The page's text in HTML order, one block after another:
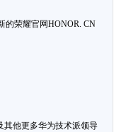
的荣耀官网HONOR. CN
其他更多华为技术派领导